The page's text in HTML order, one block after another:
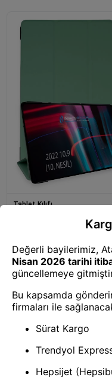
Tablet Kılıfı
(10.nesil) Kılıf Tablet Smart